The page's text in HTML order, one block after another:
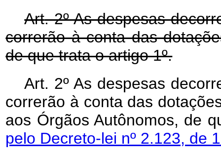
Art. 2º As despesas
correrão à conta das
de que trata o artigo 1º.
Art. 2º As despesas
correrão à conta das
aos Órgãos Autônomos, de
pelo Decreto-lei nº 2.123, de